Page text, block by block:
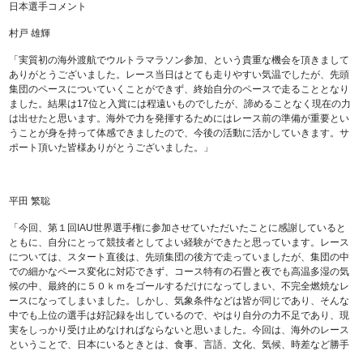
日本選手コメント
村戸 雄輝
「実質初の海外渡航でウルトラマラソン参加、という貴重な機会を頂きまして
ありがとうございました。レース当日はとても走りやすい気温でしたが、先頭
集団のペースについていくことができず、終始自分のペースで走ることとなり
ました。結果は17位と入賞には程遠いものでしたが、諦めることなく現在の力
は出せたと思います。海外で力を発揮するためにはレース前の準備が重要とい
うことが身を持って体感できましたので、今後の活動に活かしていきます。サ
ポート頂いた皆様ありがとうございました。」
平田 繁聡
「今回、第１回IAU世界選手権に参加させていただいたことに感謝していると
ともに、自分にとって競技者としてよい経験ができたと思っています。レース
については、スタート直後は、先頭集団の後方で走っていましたが、集団の中
での細かなペース変化に対応できず、コース特有の石畳と夜でも高温多湿の気
候の中、最終的に５０ｋｍをゴールするだけになってしまい、不完全燃焼なレ
ースになってしまいました。しかし、気象条件などは皆が同じであり、そんな
中でも上位の選手は好記録を出しているので、やはり自分の力不足であり、現
実をしっかり受け止めなければならないと思いました。今回は、海外のレース
ということで、日本にいるときとは、食事、言語、文化、気候、時差など勝手